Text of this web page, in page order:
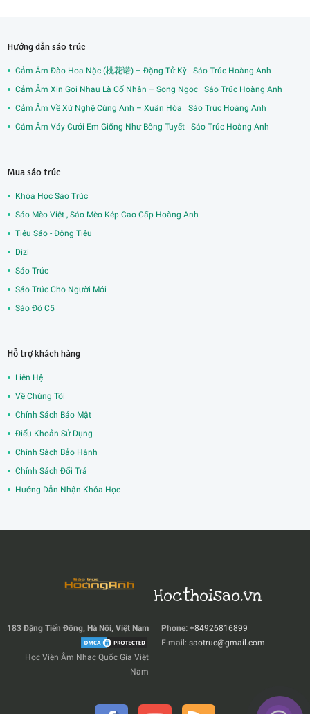
Hướng dẫn sáo trúc
Cảm Âm Đào Hoa Nặc (桃花诺) – Đặng Tử Kỳ | Sáo Trúc Hoàng Anh
Cảm Âm Xin Gọi Nhau Là Cố Nhân – Song Ngọc | Sáo Trúc Hoàng Anh
Cảm Âm Về Xứ Nghệ Cùng Anh – Xuân Hòa | Sáo Trúc Hoàng Anh
Cảm Âm Váy Cưới Em Giống Như Bông Tuyết | Sáo Trúc Hoàng Anh
Mua sáo trúc
Khóa Học Sáo Trúc
Sáo Mèo Việt , Sáo Mèo Kép Cao Cấp Hoàng Anh
Tiêu Sáo - Động Tiêu
Dizi
Sáo Trúc
Sáo Trúc Cho Người Mới
Sáo Đô C5
Hỗ trợ khách hàng
Liên Hệ
Về Chúng Tôi
Chính Sách Bảo Mật
Điểu Khoản Sử Dụng
Chính Sách Bảo Hành
Chính Sách Đổi Trả
Hướng Dẫn Nhận Khóa Học
Hocthoisao.vn
Phone: +84926816899
E-mail: saotruc@gmail.com
183 Đặng Tiến Đông, Hà Nội, Việt Nam
Học Viện Âm Nhạc Quốc Gia Việt
Nam